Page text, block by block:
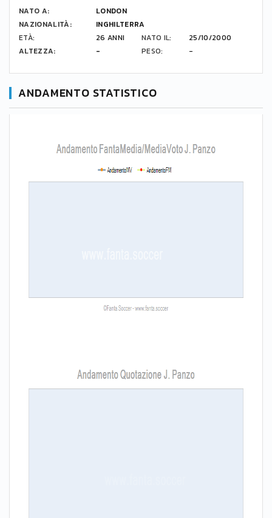
NATO A:
LONDON
NAZIONALITÀ:
INGHILTERRA
ETÀ:
26 ANNI NATO IL:
25/10/2000
ALTEZZA:
- PESO: -
ANDAMENTO STATISTICO